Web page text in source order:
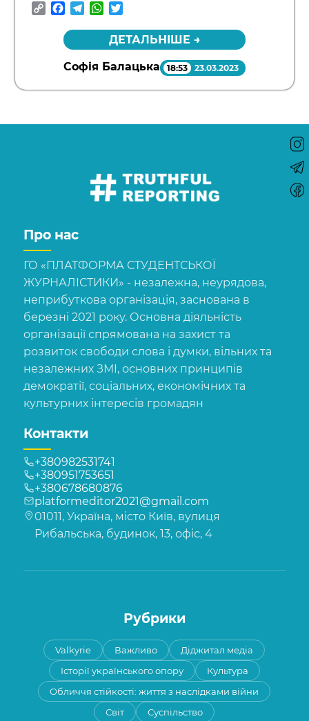
CopyFacebook
TelegramWhatsApp
ДЕТАЛЬНІШЕ →
Софія Балацька 18:53 23.03.2023
Про нас
ГО «ПЛАТФОРМА СТУДЕНТСЬКОЇ
ЖУРНАЛІСТИКИ» - незалежна, неурядова,
неприбуткова організація, заснована в
березні 2021 року. Основна діяльність
організації спрямована на захист та
розвиток свободи слова і думки, вільних та
незалежних ЗМІ, основних принципів
демократії, соціальних, економічних та
культурних інтересів громадян
Контакти
+380982531741
+380951753651
+380678680876
platformeditor2021@gmail.com
01011, Україна, місто Київ, вулиця
Рибальська, будинок, 13, офіс, 4
Рубрики
Valkyrie Важливо
Діджитал медіа
Історії українського опору
Культура
Обличчя стійкості: життя з наслідками війни
Світ
Суспільство